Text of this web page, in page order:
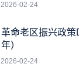
2026-02-24
革命老区振兴政
年）
2026-02-24